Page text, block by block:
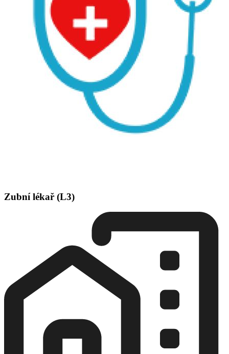
Zubní lékař (L3)